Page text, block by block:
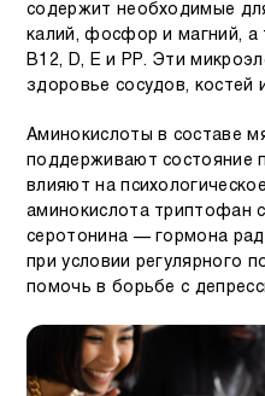
содержит необходимые
калий, фосфор и магний, а
В12, D, Е и РР. Эти
здоровье сосудов, костей
Аминокислоты в составе
поддерживают состояние
влияют на
аминокислота триптофан
серотонина — гормона
при условии регулярного
помочь в борьбе с